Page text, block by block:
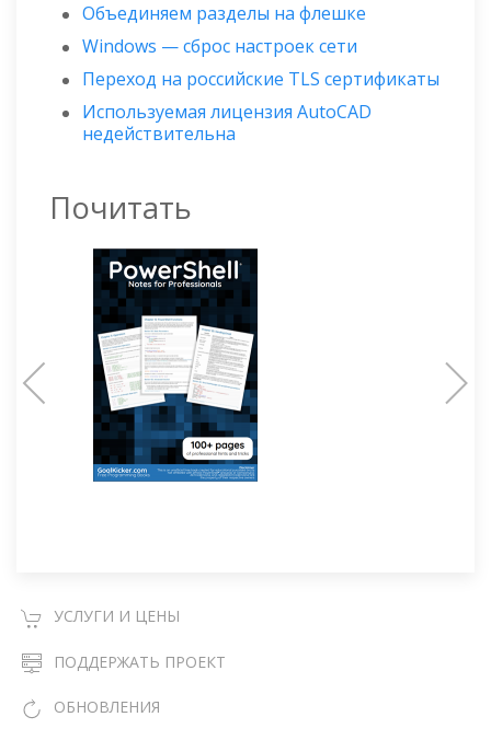
Объединяем разделы на флешке
Windows — сброс настроек сети
Переход на российские TLS сертификаты
Используемая лицензия AutoCAD
недействительна
Почитать
УСЛУГИ И ЦЕНЫ
ПОДДЕРЖАТЬ ПРОЕКТ
ОБНОВЛЕНИЯ